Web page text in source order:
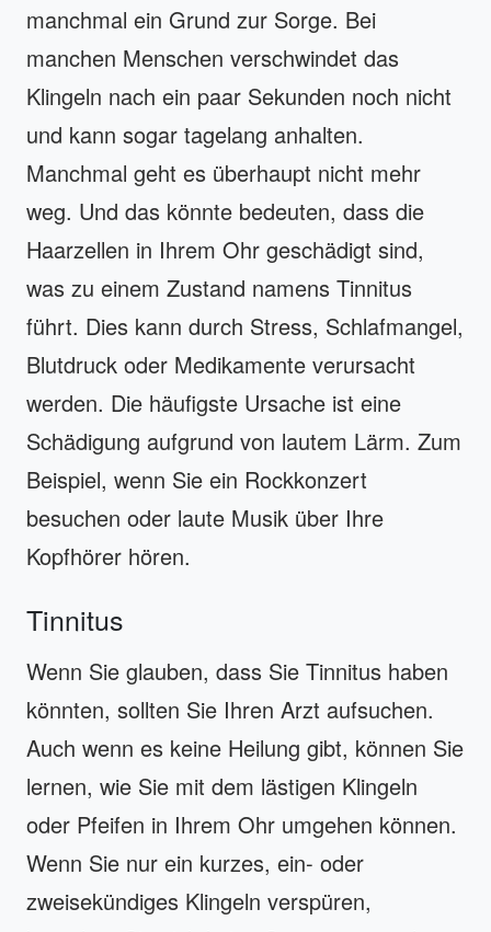
manchmal ein Grund zur Sorge. Bei
manchen Menschen verschwindet das
Klingeln nach ein paar Sekunden noch nicht
und kann sogar tagelang anhalten.
Manchmal geht es überhaupt nicht mehr
weg. Und das könnte bedeuten, dass die
Haarzellen in Ihrem Ohr geschädigt sind,
was zu einem Zustand namens Tinnitus
führt. Dies kann durch Stress, Schlafmangel,
Blutdruck oder Medikamente verursacht
werden. Die häufigste Ursache ist eine
Schädigung aufgrund von lautem Lärm. Zum
Beispiel, wenn Sie ein Rockkonzert
besuchen oder laute Musik über Ihre
Kopfhörer hören.
Tinnitus
Wenn Sie glauben, dass Sie Tinnitus haben
könnten, sollten Sie Ihren Arzt aufsuchen.
Auch wenn es keine Heilung gibt, können Sie
lernen, wie Sie mit dem lästigen Klingeln
oder Pfeifen in Ihrem Ohr umgehen können.
Wenn Sie nur ein kurzes, ein- oder
zweisekündiges Klingeln verspüren,